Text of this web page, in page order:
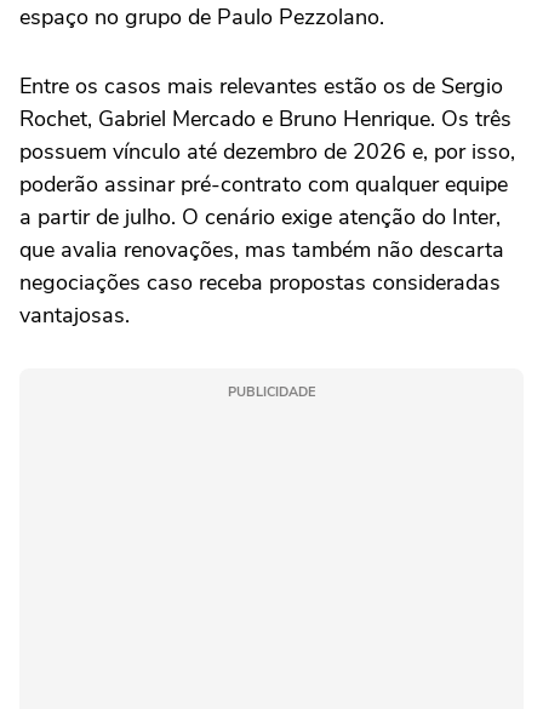
espaço no grupo de Paulo Pezzolano.
Entre os casos mais relevantes estão os de Sergio
Rochet, Gabriel Mercado e Bruno Henrique. Os três
possuem vínculo até dezembro de 2026 e, por isso,
poderão assinar pré-contrato com qualquer equipe
a partir de julho. O cenário exige atenção do Inter,
que avalia renovações, mas também não descarta
negociações caso receba propostas consideradas
vantajosas.
PUBLICIDADE